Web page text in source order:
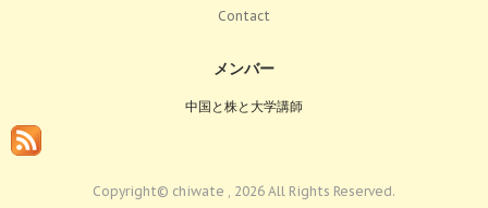
Contact
メンバー
中国と株と大学講師
Copyright© chiwate , 2026 All Rights Reserved.